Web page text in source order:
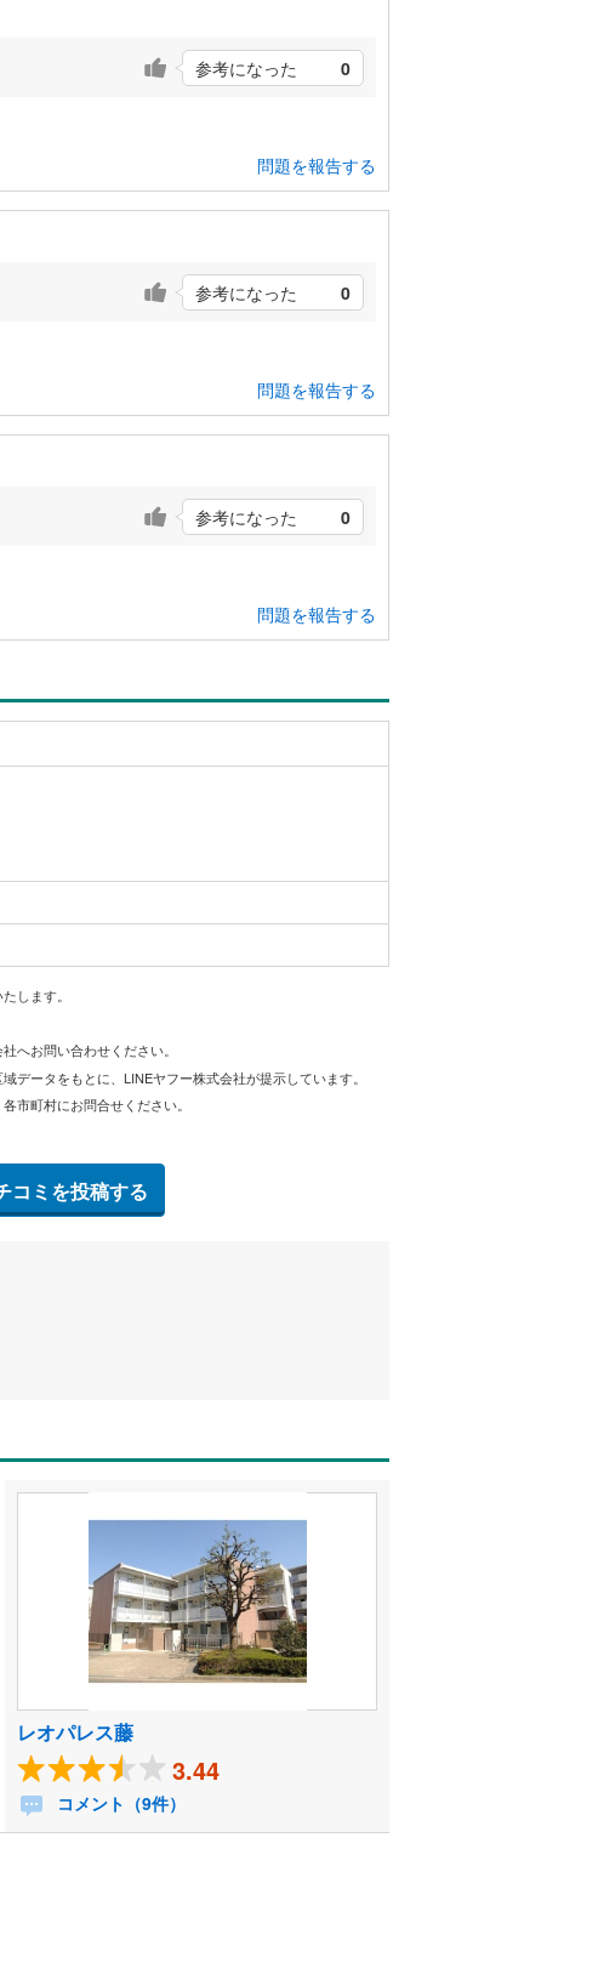
参考になった 0
問題を報告する
参考になった 0
問題を報告する
参考になった 0
問題を報告する
します。
へお問い合わせください。
データをもとに、LINEヤフー株式会社が提示しています。
市町村にお問合せください。
コミを投稿する
レオパレス藤
3.44
コメント（9件）